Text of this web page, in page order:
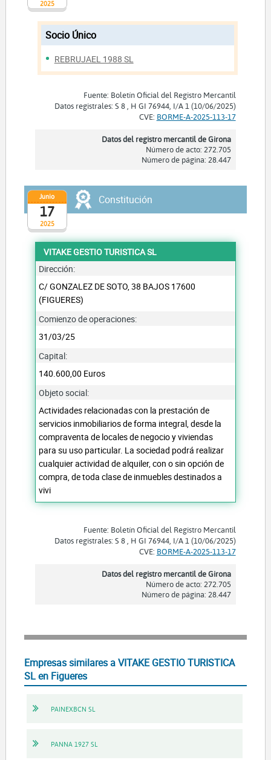
2025
Socio Único
REBRUJAEL 1988 SL
Fuente: Boletín Oficial del Registro Mercantil
Datos registrales: S 8 , H GI 76944, I/A 1 (10/06/2025)
CVE: BORME-A-2025-113-17
Datos del registro mercantil de Girona
Número de acto: 272.705
Número de página: 28.447
2025
Junio
17
Constitución
VITAKE GESTIO TURISTICA SL
Dirección:
C/ GONZALEZ DE SOTO, 38 BAJOS 17600
(FIGUERES)
Comienzo de operaciones:
31/03/25
Capital:
140.600,00 Euros
Objeto social:
Actividades relacionadas con la prestación de
servicios inmobiliarios de forma integral, desde la
compraventa de locales de negocio y viviendas
para su uso particular. La sociedad podrá realizar
cualquier actividad de alquiler, con o sin opción de
compra, de toda clase de inmuebles destinados a
vivi
Fuente: Boletín Oficial del Registro Mercantil
Datos registrales: S 8 , H GI 76944, I/A 1 (10/06/2025)
CVE: BORME-A-2025-113-17
Datos del registro mercantil de Girona
Número de acto: 272.705
Número de página: 28.447
Empresas similares a VITAKE GESTIO TURISTICA
SL en Figueres
PAINEXBCN SL
PANNA 1927 SL